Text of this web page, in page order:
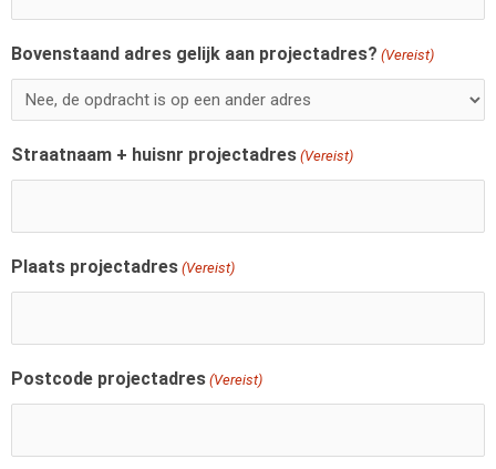
Bovenstaand adres gelijk aan projectadres? (Vereist)
Straatnaam + huisnr projectadres (Vereist)
Plaats projectadres (Vereist)
Postcode projectadres (Vereist)